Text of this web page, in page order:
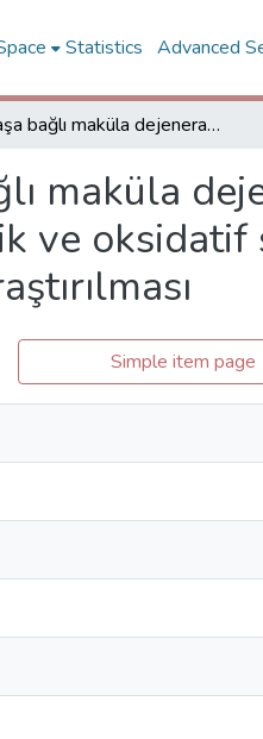
Statistics Advanced
Yaşa bağlı maküla dejenerasyonu olan hastaların etiyopatolojisinde apoptatik ve oksidatif stres belirteçleri ile tedavide olası hedef miRNA ların araştırılması
maküla
ve
Simple item page